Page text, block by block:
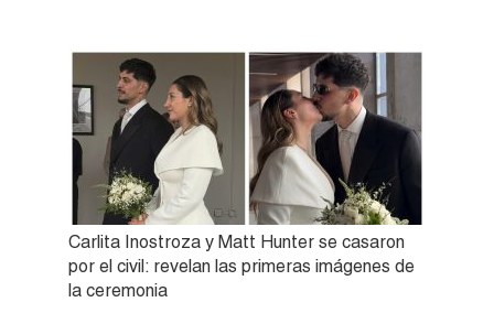
Carlita Inostroza y Matt Hunter se casaron
por el civil: revelan las primeras imágenes de
la ceremonia